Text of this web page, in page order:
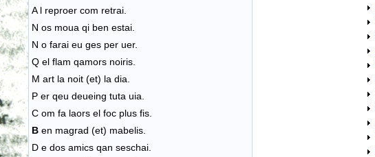
A l reproer com retrai.
N os moua qi ben estai.
N o farai eu ges per uer.
Q el flam qamors noiris.
M art la noit (et) la dia.
P er qeu deueing tuta uia.
C om fa laors el foc plus fis.
B en magrad (et) mabelis.
D e dos amics qan seschai.